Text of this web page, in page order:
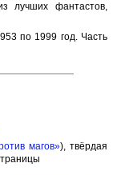
лучших фантастов,
по 1999 год. Часть
магов»), твёрдая